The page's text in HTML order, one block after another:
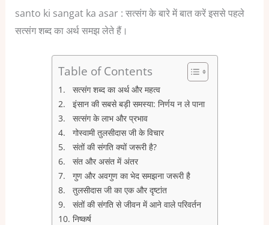
santo ki sangat ka asar : सत्संग के बारे में बात करें इससे पहले
सत्संग शब्द का अर्थ समझ लेते हैं।
Table of Contents
सत्संग शब्द का अर्थ और महत्व
इंसान की सबसे बड़ी समस्या: निर्णय न ले पाना
सत्संग के लाभ और प्रभाव
गोस्वामी तुलसीदास जी के विचार
संतों की संगति क्यों जरूरी है?
संत और असंत में अंतर
गुण और अवगुण का भेद समझना जरूरी है
तुलसीदास जी का एक और दृष्टांत
संतों की संगति से जीवन में आने वाले परिवर्तन
निष्कर्ष